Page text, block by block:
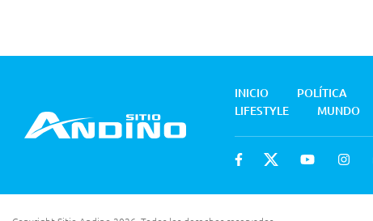
INICIO POLÍTICA
LIFESTYLE
MUNDO